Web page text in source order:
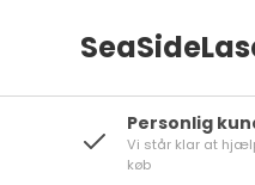
Personlig
Vi står klar at
køb